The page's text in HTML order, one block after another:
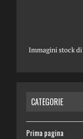
Immagini stock di
CATEGORIE
Prima pagina